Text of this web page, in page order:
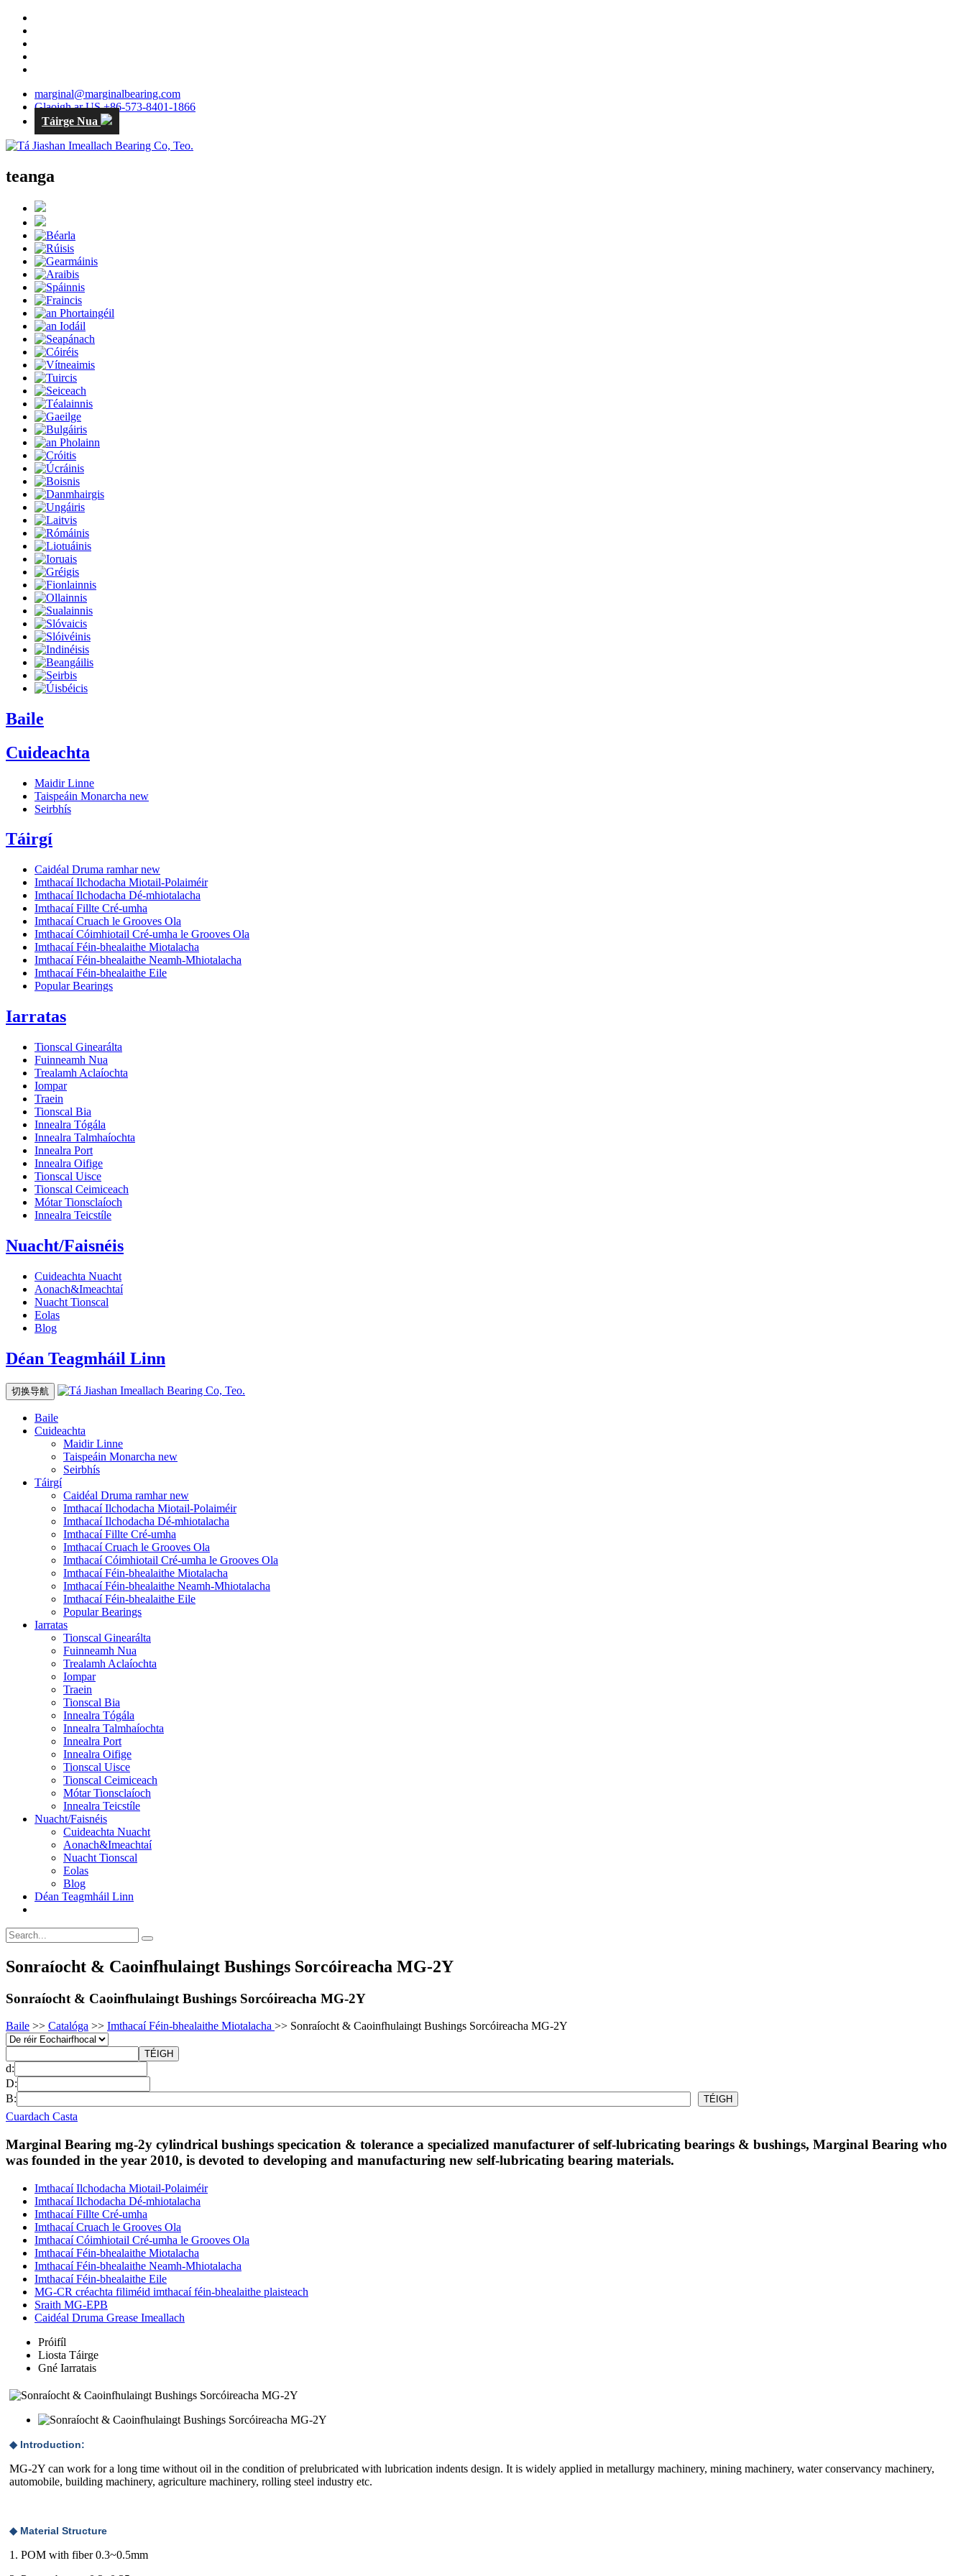
marginal@marginalbearing.com
Glaoigh ar US +86-573-8401-1866
Táirge Nua
teanga
Baile
Cuideachta
Maidir Linne
Taispeáin Monarcha new
Seirbhís
Táirgí
Caidéal Druma ramharnew
Imthacaí Ilchodacha Miotail-Polaiméir
Imthacaí Ilchodacha Dé-mhiotalacha
Imthacaí Fillte Cré-umha
Imthacaí Cruach le Grooves Ola
Imthacaí Cóimhiotail Cré-umha le Grooves Ola
Imthacaí Féin-bhealaithe Miotalacha
Imthacaí Féin-bhealaithe Neamh-Mhiotalacha
Imthacaí Féin-bhealaithe Eile
Popular Bearings
Iarratas
Tionscal Ginearálta
Fuinneamh Nua
Trealamh Aclaíochta
Iompar
Traein
Tionscal Bia
Innealra Tógála
Innealra Talmhaíochta
Innealra Port
Innealra Oifige
Tionscal Uisce
Tionscal Ceimiceach
Mótar Tionsclaíoch
Innealra Teicstíle
Nuacht/Faisnéis
Cuideachta Nuacht
Aonach&Imeachtaí
Nuacht Tionscal
Eolas
Blog
Déan Teagmháil Linn
切换导航
Baile
Cuideachta
Maidir Linne
Taispeáin Monarcha new
Seirbhís
Táirgí
Caidéal Druma ramharnew
Imthacaí Ilchodacha Miotail-Polaiméir
Imthacaí Ilchodacha Dé-mhiotalacha
Imthacaí Fillte Cré-umha
Imthacaí Cruach le Grooves Ola
Imthacaí Cóimhiotail Cré-umha le Grooves Ola
Imthacaí Féin-bhealaithe Miotalacha
Imthacaí Féin-bhealaithe Neamh-Mhiotalacha
Imthacaí Féin-bhealaithe Eile
Popular Bearings
Iarratas
Tionscal Ginearálta
Fuinneamh Nua
Trealamh Aclaíochta
Iompar
Traein
Tionscal Bia
Innealra Tógála
Innealra Talmhaíochta
Innealra Port
Innealra Oifige
Tionscal Uisce
Tionscal Ceimiceach
Mótar Tionsclaíoch
Innealra Teicstíle
Nuacht/Faisnéis
Cuideachta Nuacht
Aonach&Imeachtaí
Nuacht Tionscal
Eolas
Blog
Déan Teagmháil Linn
Sonraíocht & Caoinfhulaingt Bushings Sorcóireacha MG-2Y
Sonraíocht & Caoinfhulaingt Bushings Sorcóireacha MG-2Y
Baile >> Catalóga >> Imthacaí Féin-bhealaithe Miotalacha >> Sonraíocht & Caoinfhulaingt Bushings Sorcóireacha MG-2Y
d:
D:
B:
Cuardach Casta
Marginal Bearing mg-2y cylindrical bushings specication & tolerance a specialized manufacturer of self-lubricating bearings & bushings, Marginal Bearing who
was founded in the year 2010, is devoted to developing and manufacturing new self-lubricating bearing materials.
Imthacaí Ilchodacha Miotail-Polaiméir
Imthacaí Ilchodacha Dé-mhiotalacha
Imthacaí Fillte Cré-umha
Imthacaí Cruach le Grooves Ola
Imthacaí Cóimhiotail Cré-umha le Grooves Ola
Imthacaí Féin-bhealaithe Miotalacha
Imthacaí Féin-bhealaithe Neamh-Mhiotalacha
Imthacaí Féin-bhealaithe Eile
MG-CR créachta filiméid imthacaí féin-bhealaithe plaisteach
Sraith MG-EPB
Caidéal Druma Grease Imeallach
Próifíl
Liosta Táirge
Gné Iarratais
◆ Introduction:
MG-2Y can work for a long time without oil in the condition of prelubricated with lubrication indents design. It is widely applied in metallurgy machinery, mining machinery, water conservancy machinery,
automobile, building machinery, agriculture machinery, rolling steel industry etc.
◆ Material Structure
1. POM with fiber 0.3~0.5mm